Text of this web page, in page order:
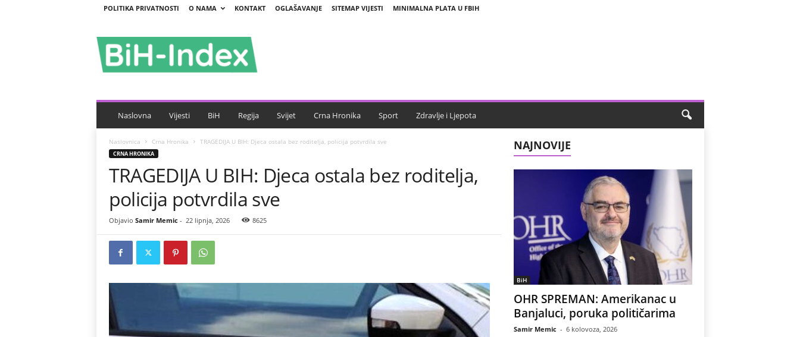
POLITIKA PRIVATNOSTI O NAMA KONTAKT OGLAŠAVANJE SITEMAP VIJESTI MINIMALNA PLATA U FBIH
i
H
d
x
Naslovna Vijesti BiH Regija Svijet Crna Hronika Sport Zdravlje i Ljepota
Naslovnica Crna Hronika TRAGEDIJA U BIH: Djeca ostala bez roditelja, policija potvrdila sve
CRNA HRONIKA
TRAGEDIJA U BIH: Djeca ostala bez roditelja,
policija potvrdila sve
Objavio Samir Memic- 22 lipnja, 2026 8625
NAJNOVIJE
BiH
OHR SPREMAN: Amerikanac u
Banjaluci, poruka političarima
Samir Memic - 6 kolovoza, 2026